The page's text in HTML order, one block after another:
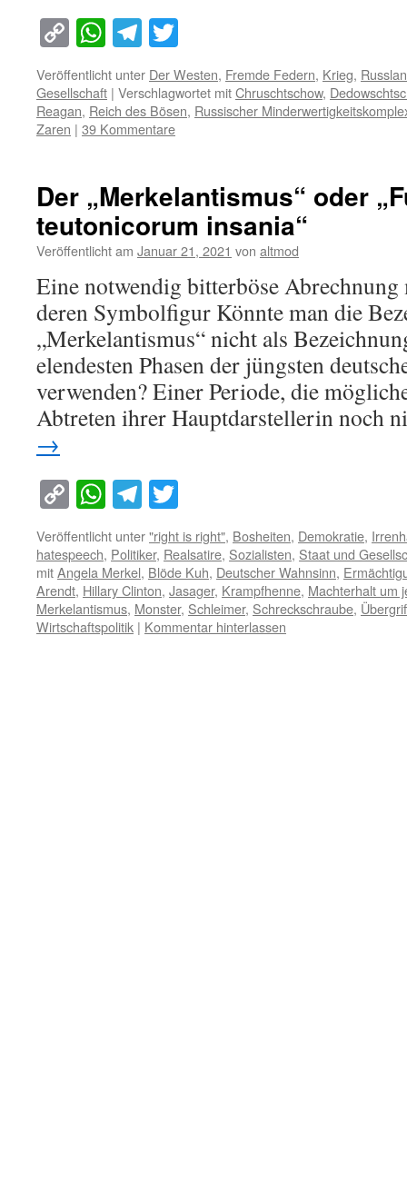
Copy
Link
WhatsApp
Telegram
Veröffentlicht unter Der Westen, Fremde Federn, Krieg,
Gesellschaft | Verschlagwortet mitChruschtschow,
Reagan, Reich des Bösen, Russischer
Zaren | 39 Kommentare
Der „Merkelantismus“ oder
teutonicorum insania“
Veröffentlicht am Januar 21, 2021 von altmod
Eine notwendig bitterböse
deren Symbolfigur Könnte man die
„Merkelantismus“ nicht als
elendesten Phasen der jüngsten
verwenden? Einer Periode, die
Abtreten ihrer Hauptdarstellerin noch
→
Copy
Link
WhatsApp
Telegram
Veröffentlicht unter"right is right", Bosheiten, Demokratie,
hatespeech, Politiker, Realsatire, Sozialisten, Staat und
mitAngela Merkel, Blöde Kuh, Deutscher Wahnsinn,
Arendt, Hillary Clinton, Jasager, Krampfhenne, Machterhalt um
Merkelantismus, Monster, Schleimer, Schreckschraube,
Wirtschaftspolitik | Kommentar hinterlassen